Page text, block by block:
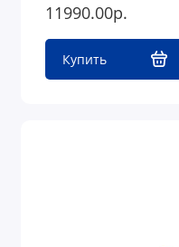
11990.00р.
Купить